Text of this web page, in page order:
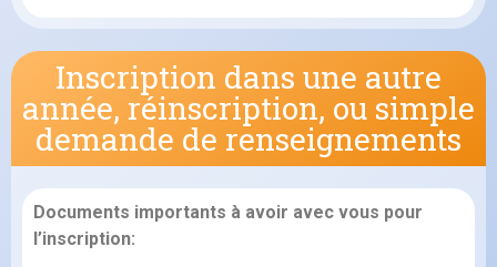
Inscription dans une autre
année, réinscription, ou simple
demande de renseignements
Documents importants à avoir avec vous pour
l’inscription: